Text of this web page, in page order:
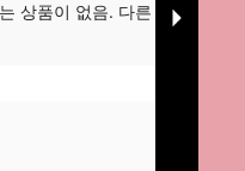
상품이 없음. 다른 옵션으로 시